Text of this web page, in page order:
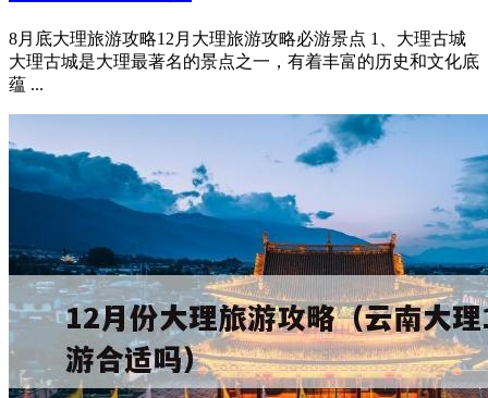
8月底大理旅游攻略12月大理旅游攻略必游景点 1、大理古城
大理古城是大理最著名的景点之一，有着丰富的历史和文化底
蕴 ...